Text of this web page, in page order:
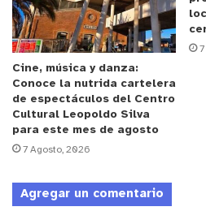
de circulaciónpara realizar
y limpieza, situación que
de transportedel
mientras se
correspondientes.
y tú, ¿qué opinas?
Cine, música y danza:
Conoce la nutrida cartelera
de espectáculos del Centro
Cultural Leopoldo Silva
para este mes de agosto
7 Agosto, 2026
Agregar un comentario